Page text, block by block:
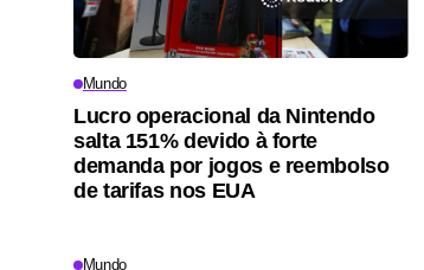
Mundo
Lucro operacional da Nintendo
salta 151% devido à forte
demanda por jogos e reembolso
de tarifas nos EUA
Mundo